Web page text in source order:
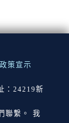
策宣示
：24219新
聯繫。 我